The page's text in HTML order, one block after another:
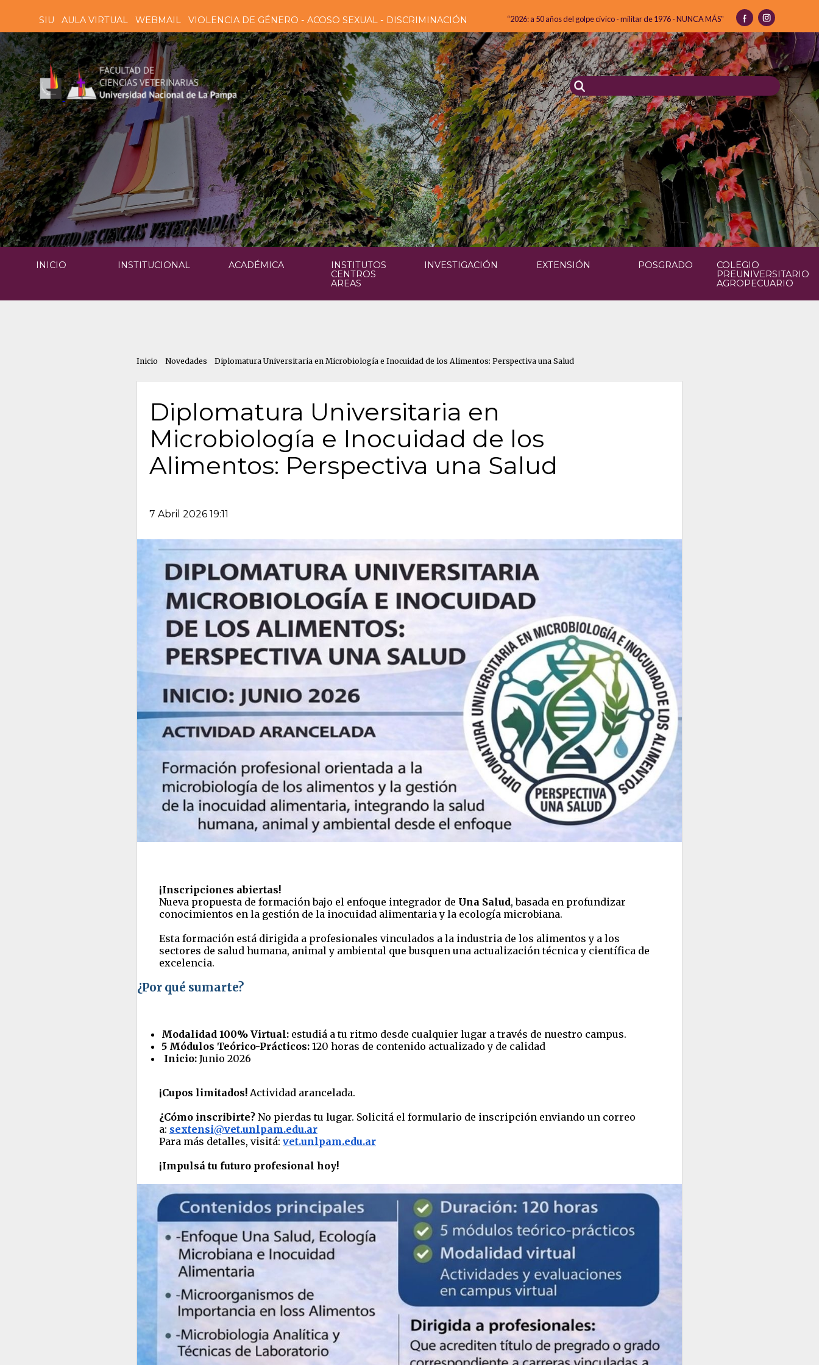
SIU AULA VIRTUAL WEBMAIL VIOLENCIA DE GÉNERO - ACOSO SEXUAL - DISCRIMINACIÓN “2026: a 50 años del golpe cívico - militar de 1976 - NUNCA MÁS"
INICIO INSTITUCIONAL ACADÉMICA
INSTITUTOS
CENTROS
AREAS
INVESTIGACIÓN EXTENSIÓN POSGRADO
COLEGIO
PREUNIVERSITARIO
AGROPECUARIO
Inicio Novedades Diplomatura Universitaria en Microbiología e Inocuidad de los Alimentos: Perspectiva una Salud
Diplomatura Universitaria en
Microbiología e Inocuidad de los
Alimentos: Perspectiva una Salud
7 Abril 2026 19:11
¡Inscripciones abiertas!
Nueva propuesta de formación bajo el enfoque integrador de Una Salud, basada en profundizar
conocimientos en la gestión de la inocuidad alimentaria y la ecología microbiana.
Esta formación está dirigida a profesionales vinculados a la industria de los alimentos y a los
sectores de salud humana, animal y ambiental que busquen una actualización técnica y científica de
excelencia.
¿Por qué sumarte?
Modalidad 100% Virtual: estudiá a tu ritmo desde cualquier lugar a través de nuestro campus.
5 Módulos Teórico-Prácticos: 120 horas de contenido actualizado y de calidad
Inicio: Junio 2026
¡Cupos limitados! Actividad arancelada.
¿Cómo inscribirte? No pierdas tu lugar. Solicitá el formulario de inscripción enviando un correo
a: sextensi@vet.unlpam.edu.ar
Para más detalles, visitá: vet.unlpam.edu.ar
¡Impulsá tu futuro profesional hoy!